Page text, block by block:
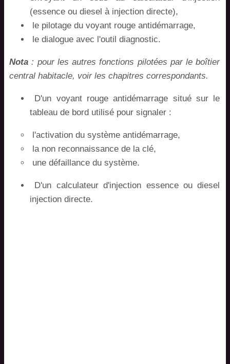
(essence ou diesel à injection directe),
le pilotage du voyant rouge antidémarrage,
le dialogue avec l'outil diagnostic.
Nota : pour les autres fonctions pilotées par le boîtier
central habitacle, voir les chapitres correspondants.
D'un voyant rouge antidémarrage situé sur le
tableau de bord utilisé pour signaler :
l'activation du système antidémarrage,
la non reconnaissance de la clé,
une défaillance du système.
D'un calculateur d'injection essence ou diesel
injection directe.